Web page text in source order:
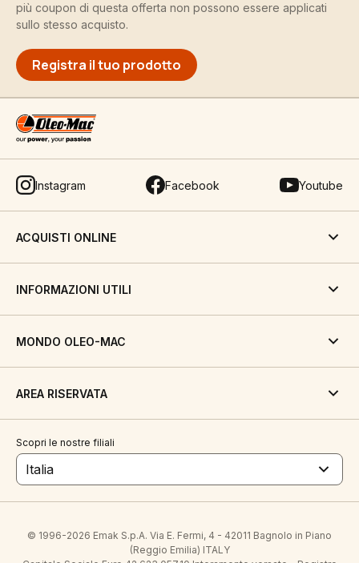
più coupon di questa offerta non possono essere applicati
sullo stesso acquisto.
Registra il tuo prodotto
Instagram Facebook Youtube
ACQUISTI ONLINE
INFORMAZIONI UTILI
MONDO OLEO-MAC
AREA RISERVATA
Scopri le nostre filiali
Italia
© 1996-2026 Emak S.p.A. Via E. Fermi, 4 - 42011 Bagnolo in Piano
(Reggio Emilia) ITALY